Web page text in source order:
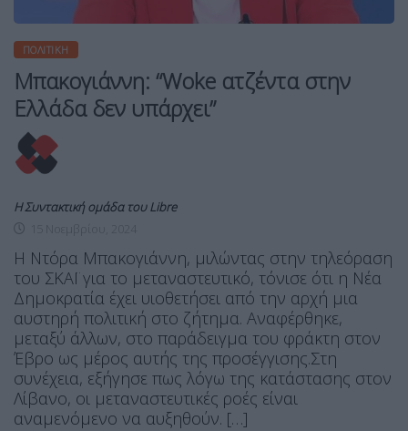
ΠΟΛΙΤΙΚΉ
Μπακογιάννη: “Woke ατζέντα στην
Ελλάδα δεν υπάρχει”
Η Συντακτική ομάδα του Libre
Η Ντόρα Μπακογιάννη, μιλώντας στην τηλεόραση
του ΣΚΑΪ για το μεταναστευτικό, τόνισε ότι η Νέα
Δημοκρατία έχει υιοθετήσει από την αρχή μια
αυστηρή πολιτική στο ζήτημα. Αναφέρθηκε,
μεταξύ άλλων, στο παράδειγμα του φράκτη στον
Έβρο ως μέρος αυτής της προσέγγισης.Στη
συνέχεια, εξήγησε πως λόγω της κατάστασης στον
Λίβανο, οι μεταναστευτικές ροές είναι
αναμενόμενο να αυξηθούν. […]